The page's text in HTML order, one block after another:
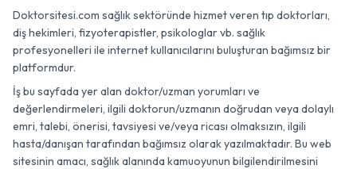
Doktorsitesi.com sağlık sektöründe hizmet veren tıp doktorları,
diş hekimleri, fizyoterapistler, psikologlar vb. sağlık
profesyonelleri ile internet kullanıcılarını buluşturan bağımsız bir
platformdur.
İş bu sayfada yer alan doktor/uzman yorumları ve
değerlendirmeleri, ilgili doktorun/uzmanın doğrudan veya dolaylı
emri, talebi, önerisi, tavsiyesi ve/veya ricası olmaksızın, ilgili
hasta/danışan tarafından bağımsız olarak yazılmaktadır. Bu web
sitesinin amacı, sağlık alanında kamuoyunun bilgilendirilmesini